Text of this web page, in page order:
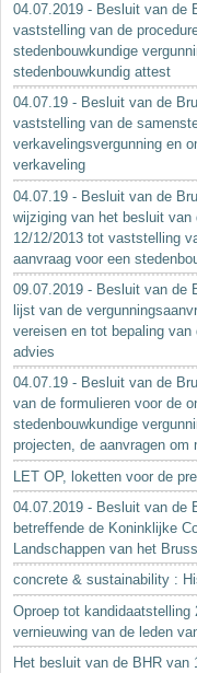
04.07.2019 - Besluit van de
vaststelling van de
stedenbouwkundige
stedenbouwkundig attest
04.07.19 - Besluit van de
vaststelling van de
verkavelingsvergunning en
verkaveling
04.07.19 - Besluit van de
wijziging van het besluit
12/12/2013 tot vaststelling
aanvraag voor een
09.07.2019 - Besluit van de
lijst van de
vereisen en tot bepaling
advies
04.07.19 - Besluit van de
van de formulieren voor de
stedenbouwkundige
projecten, de aanvragen om
LET OP, loketten voor de
04.07.2019 - Besluit van de
betreffende de Koninklijke
Landschappen van het
concrete & sustainability :
Oproep tot kandidaatstelling
vernieuwing van de leden
Het besluit van de BHR van